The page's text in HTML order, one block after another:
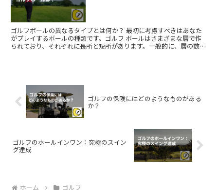
ゴルフボールの異なるタイプとは何か？ 最初に考慮すべきはあなた
がプレイするボールの種類です。ゴルフ ボールはさまざまな層で作
られており、それぞれに長所と短所があります。一般的に、層の数が
ゴルフの保険にはどのようなものがある
か？
ゴルフのホールインワン：究極のスイン
グ達成
ホーム ゴルフ